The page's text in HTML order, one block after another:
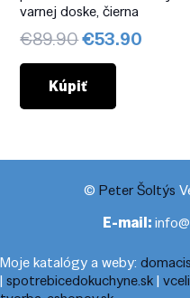
varnej doske, čierna
€89.90Pôvodná
cena
bola:
€89.90.
€53.90
Kúpiť
© Peter Šoltýs
E-mail:
Moje katalógy a weby:
| spotrebicedokuchyne.sk|